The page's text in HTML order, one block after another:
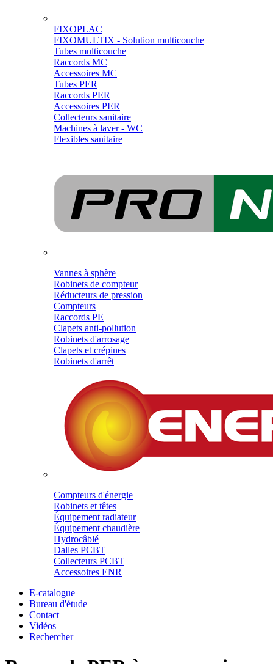
FIXOPLAC
FIXOMULTIX - Solution multicouche
Tubes multicouche
Raccords MC
Accessoires MC
Tubes PER
Raccords PER
Accessoires PER
Collecteurs sanitaire
Machines à laver - WC
Flexibles sanitaire
Vannes à sphère
Robinets de compteur
Réducteurs de pression
Compteurs
Raccords PE
Clapets anti-pollution
Robinets d'arrosage
Clapets et crépines
Robinets d'arrêt
Compteurs d'énergie
Robinets et têtes
Équipement radiateur
Équipement chaudière
Hydrocâblé
Dalles PCBT
Collecteurs PCBT
Accessoires ENR
E-catalogue
Bureau d'étude
Contact
Vidéos
Rechercher